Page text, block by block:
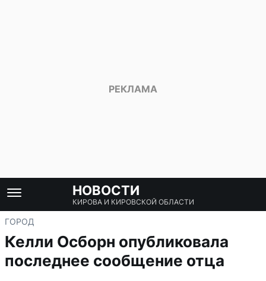
НОВОСТИ
КИРОВА И КИРОВСКОЙ ОБЛАСТИ
ГОРОД
Келли Осборн опубликовала
последнее сообщение отца